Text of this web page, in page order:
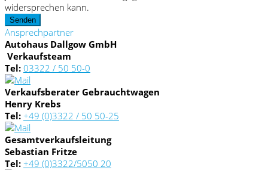
widersprechen kann.
Senden
Ansprechpartner
Autohaus Dallgow GmbH
Verkaufsteam
Tel: 03322 / 50 50-0
Verkaufsberater Gebrauchtwagen
Henry Krebs
Tel: +49 (0)3322 / 50 50-25
Gesamtverkaufsleitung
Sebastian Fritze
Tel: +49 (0)3322/5050 20